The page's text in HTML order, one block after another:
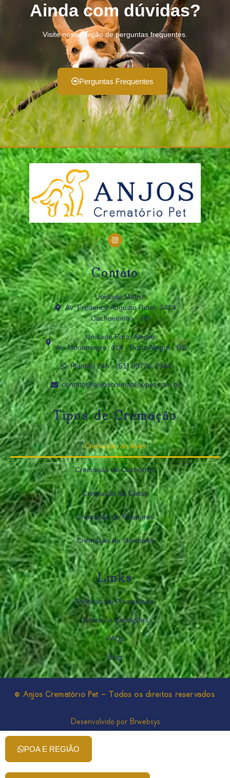
Ainda com dúvidas?
Visite nossa seção de perguntas frequentes.
Perguntas Frequentes
Contato
Unidade Matriz:
Av. Frederico Augusto Ritter, 3414
Cachoeirinha - RS
Unidade Porto Alegre:
Av. Montenegro, 414 - Porto Alegre - RS
Plantão 24h - (51) 99726‑2944
contato@anjoscrematoriopet.com.br
Tipos de Cremação
Cremação de Aves
Cremação de Cachorros
Cremação de Gatos
Cremação de Roedores
Cremação de Silvestres
Links
Politicas de Privacidade
Termos e Condições
FAQs
Blog
© Anjos Crematório Pet - Todos os direitos reservados
Desenvolvido por Brwebsys
POA E REGIÃO